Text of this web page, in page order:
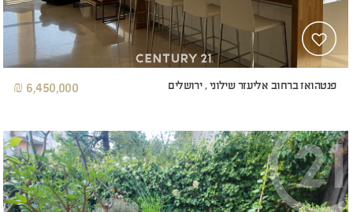
פנטהואז ברחוב אליעזר שילוני , ירושלים 6,450,000 ₪